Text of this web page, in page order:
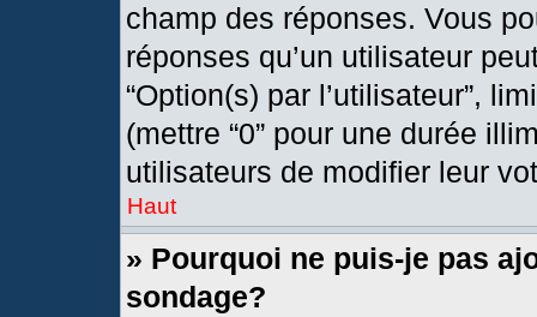
champ des réponses. Vous
réponses qu’un utilisateur
“Option(s) par l’utilisateur”,
(mettre “0” pour une durée
utilisateurs de modifier leur
Haut
» Pourquoi ne puis-je pas
sondage?